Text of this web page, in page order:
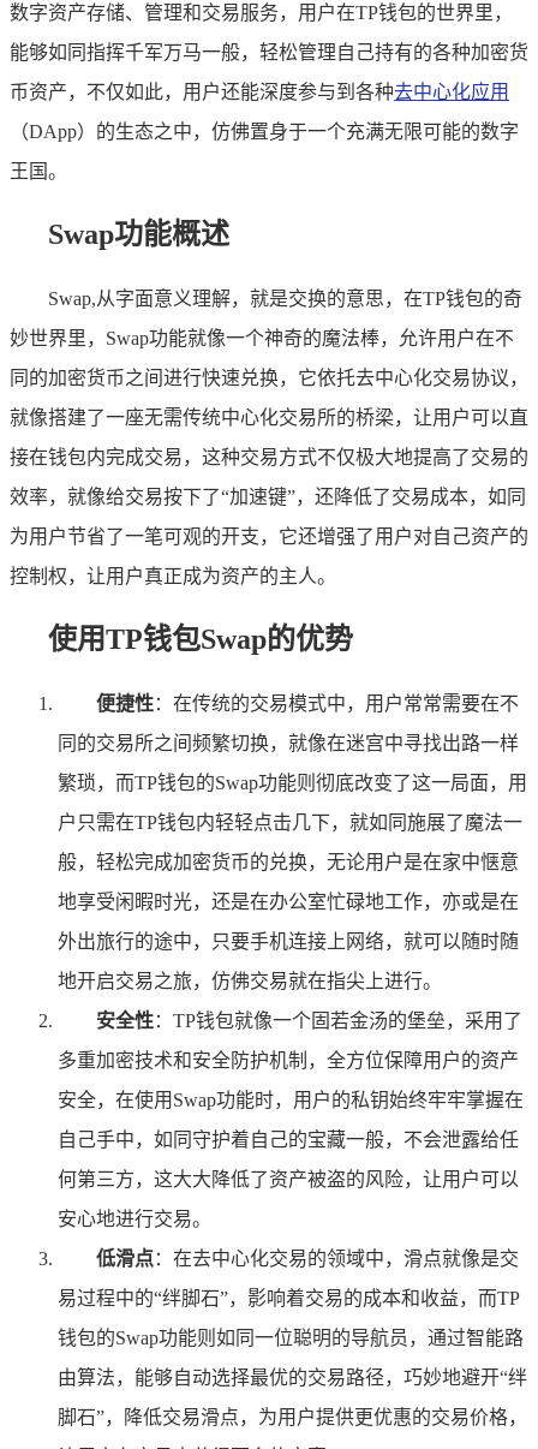
数字资产存储、管理和交易服务，用户在TP钱包的世界里，
能够如同指挥千军万马一般，轻松管理自己持有的各种加密货
币资产，不仅如此，用户还能深度参与到各种去中心化应用
（DApp）的生态之中，仿佛置身于一个充满无限可能的数字
王国。
Swap功能概述
Swap,从字面意义理解，就是交换的意思，在TP钱包的奇
妙世界里，Swap功能就像一个神奇的魔法棒，允许用户在不
同的加密货币之间进行快速兑换，它依托去中心化交易协议，
就像搭建了一座无需传统中心化交易所的桥梁，让用户可以直
接在钱包内完成交易，这种交易方式不仅极大地提高了交易的
效率，就像给交易按下了“加速键”，还降低了交易成本，如同
为用户节省了一笔可观的开支，它还增强了用户对自己资产的
控制权，让用户真正成为资产的主人。
使用TP钱包Swap的优势
便捷性：在传统的交易模式中，用户常常需要在不
同的交易所之间频繁切换，就像在迷宫中寻找出路一样
繁琐，而TP钱包的Swap功能则彻底改变了这一局面，用
户只需在TP钱包内轻轻点击几下，就如同施展了魔法一
般，轻松完成加密货币的兑换，无论用户是在家中惬意
地享受闲暇时光，还是在办公室忙碌地工作，亦或是在
外出旅行的途中，只要手机连接上网络，就可以随时随
地开启交易之旅，仿佛交易就在指尖上进行。
安全性：TP钱包就像一个固若金汤的堡垒，采用了
多重加密技术和安全防护机制，全方位保障用户的资产
安全，在使用Swap功能时，用户的私钥始终牢牢掌握在
自己手中，如同守护着自己的宝藏一般，不会泄露给任
何第三方，这大大降低了资产被盗的风险，让用户可以
安心地进行交易。
低滑点：在去中心化交易的领域中，滑点就像是交
易过程中的“绊脚石”，影响着交易的成本和收益，而TP
钱包的Swap功能则如同一位聪明的导航员，通过智能路
由算法，能够自动选择最优的交易路径，巧妙地避开“绊
脚石”，降低交易滑点，为用户提供更优惠的交易价格，